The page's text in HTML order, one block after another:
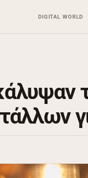
DIGITAL WORLD